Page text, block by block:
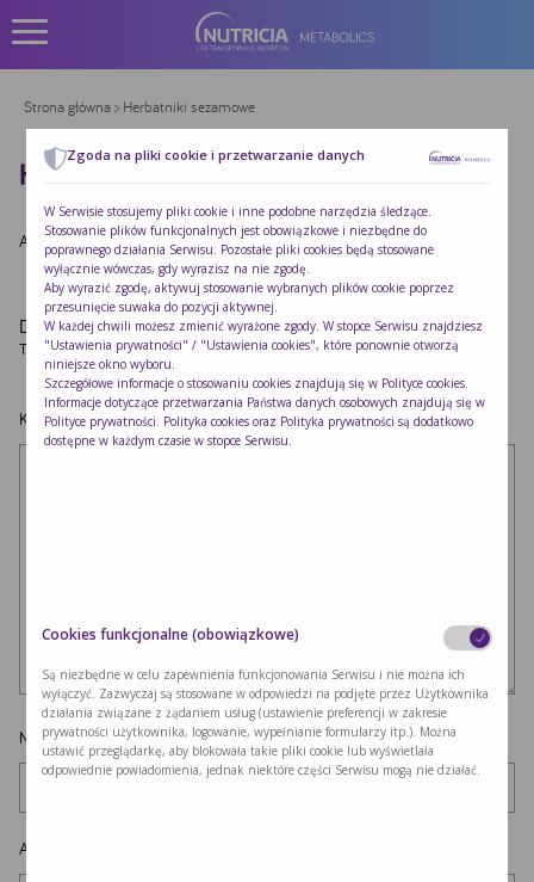
Strona główna> Herbatniki sezamowe
HERBATNIKI SEZAMOWE
Autor:Redakcja Nutricia|Opublikowano:2022-10-24
Dodaj komentarz
Twój adres e-mail nie zostanie opublikowany.Wymagane pola są oznaczone
Komentarz*
Nazwa*
Adres e-mail
Zgoda na pliki cookie i przetwarzanie danych
W Serwisie stosujemy pliki cookie i inne podobne narzędzia śledzące.
Stosowanie plików funkcjonalnych jest obowiązkowe i niezbędne do
poprawnego działania Serwisu. Pozostałe pliki cookies będą stosowane
wyłącznie wówczas, gdy wyrazisz na nie zgodę.
Aby wyrazić zgodę, aktywuj stosowanie wybranych plików cookie poprzez
przesunięcie suwaka do pozycji aktywnej.
W każdej chwili możesz zmienić wyrażone zgody. W stopce Serwisu znajdziesz
"Ustawienia prywatności" / "Ustawienia cookies", które ponownie otworzą
niniejsze okno wyboru.
Szczegółowe informacje o stosowaniu cookies znajdują się w Polityce cookies
Informacje dotyczące przetwarzania Państwa danych osobowych znajdują się w
Polityce prywatności . Polityka cookies oraz Polityka prywatności są dodatkowo
dostępne w każdym czasie w stopce Serwisu.
Cookies funkcjonalne (obowiązkowe)
Są niezbędne w celu zapewnienia funkcjonowania Serwisu i nie można ich
wyłączyć. Zazwyczaj są stosowane w odpowiedzi na podjęte przez Użytkownika
działania związane z żądaniem usług (ustawienie preferencji w zakresie
prywatności użytkownika, logowanie, wypełnianie formularzy itp.). Można
ustawić przeglądarkę, aby blokowała takie pliki cookie lub wyświetlała
odpowiednie powiadomienia, jednak niektóre części Serwisu mogą nie działać.